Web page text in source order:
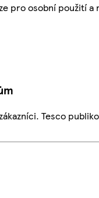
pro osobní použití
Tesco